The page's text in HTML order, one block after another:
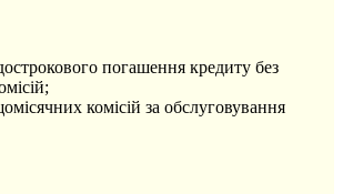
погашення кредиту без
комісій за обслуговування